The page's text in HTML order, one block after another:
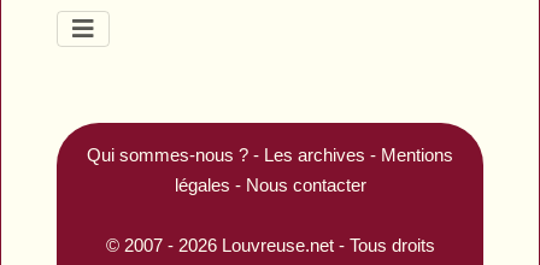
Qui sommes-nous ? - Les archives - Mentions
légales - Nous contacter
© 2007 - 2026 Louvreuse.net- Tous droits